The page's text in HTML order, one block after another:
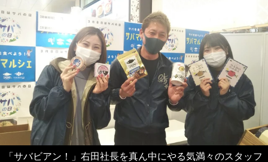
「サバビアン！」右田社長を真ん中にやる気満々のスタッフ